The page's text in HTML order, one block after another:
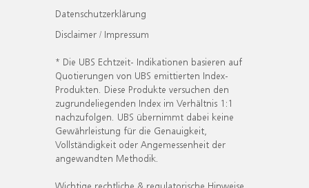
Datenschutzerklärung
Disclaimer / Impressum
* Die UBS Echtzeit- Indikationen basieren auf
Quotierungen von UBS emittierten Index-
Produkten. Diese Produkte versuchen den
zugrundeliegenden Index im Verhältnis 1:1
nachzufolgen. UBS übernimmt dabei keine
Gewährleistung für die Genauigkeit,
Vollständigkeit oder Angemessenheit der
angewandten Methodik.